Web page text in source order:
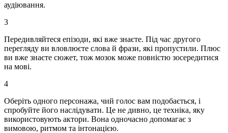
аудіювання.
3
Передивляйтеся епізоди, які вже знаєте. Під час другого
перегляду ви вловлюєте слова й фрази, які пропустили. Плюс
ви вже знаєте сюжет, тож мозок може повністю зосередитися
на мові.
4
Оберіть одного персонажа, чий голос вам подобається, і
спробуйте його наслідувати. Це не дивно, це техніка, яку
використовують актори. Вона одночасно допомагає з
вимовою, ритмом та інтонацією.